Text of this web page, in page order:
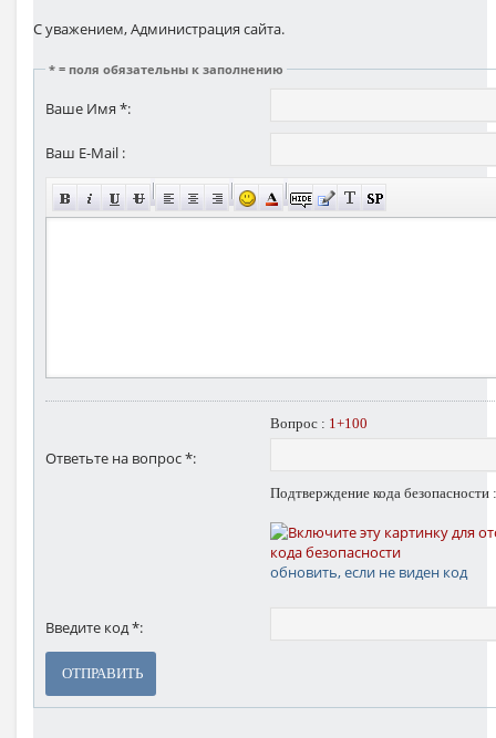
С уважением, Администрация сайта.
* = поля обязательны к заполнению
Ваше Имя *:
Ваш E-Mail :
Вопрос : 1+100
Ответьте на вопрос *:
Подтверждение кода безопасности :
обновить, если не виден код
Введите код *:
ОТПРАВИТЬ